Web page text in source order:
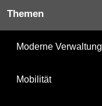
Themen
Moderne Verwaltung
Mobilität